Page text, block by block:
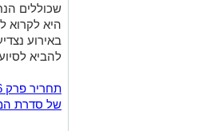
שכוללים
היא לקרוא
באירוע
להביא
של סדרת